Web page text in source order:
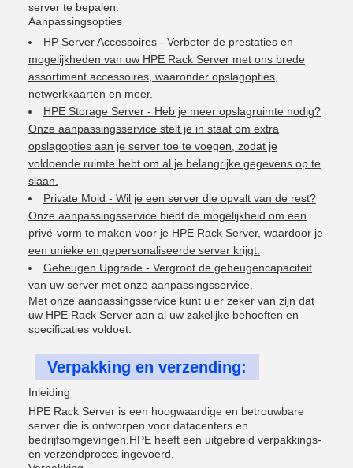
server te bepalen.
Aanpassingsopties
HP Server Accessoires - Verbeter de prestaties en
mogelijkheden van uw HPE Rack Server met ons brede
assortiment accessoires, waaronder opslagopties,
netwerkkaarten en meer.
HPE Storage Server - Heb je meer opslagruimte nodig?
Onze aanpassingsservice stelt je in staat om extra
opslagopties aan je server toe te voegen, zodat je
voldoende ruimte hebt om al je belangrijke gegevens op te
slaan.
Private Mold - Wil je een server die opvalt van de rest?
Onze aanpassingsservice biedt de mogelijkheid om een
privé-vorm te maken voor je HPE Rack Server, waardoor je
een unieke en gepersonaliseerde server krijgt.
Geheugen Upgrade - Vergroot de geheugencapaciteit
van uw server met onze aanpassingsservice.
Met onze aanpassingsservice kunt u er zeker van zijn dat
uw HPE Rack Server aan al uw zakelijke behoeften en
specificaties voldoet.
Verpakking en verzending:
Inleiding
HPE Rack Server is een hoogwaardige en betrouwbare
server die is ontworpen voor datacenters en
bedrijfsomgevingen.HPE heeft een uitgebreid verpakkings-
en verzendproces ingevoerd.